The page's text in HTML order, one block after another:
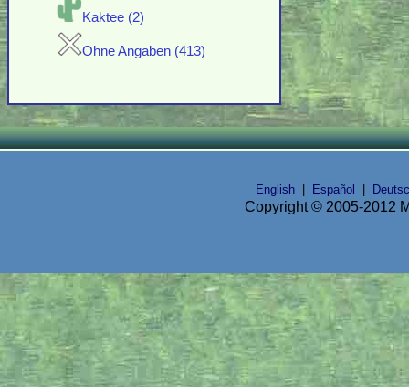
Kaktee (2)
Ohne Angaben (413)
English Español
Copyright © 2005-2012